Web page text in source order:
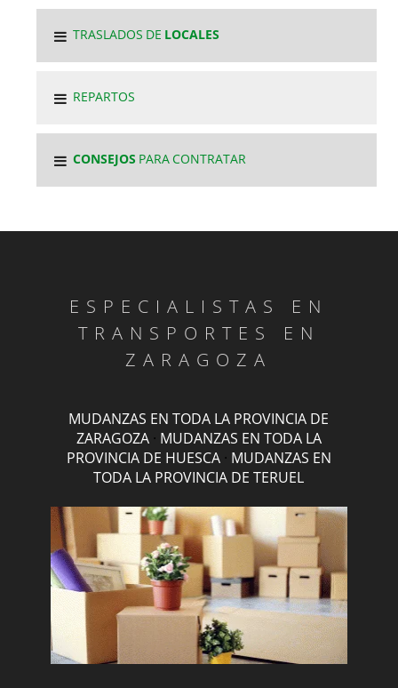
TRASLADOS DE LOCALES
REPARTOS
CONSEJOS PARA CONTRATAR
ESPECIALISTAS EN
TRANSPORTES EN
ZARAGOZA
MUDANZAS EN TODA LA PROVINCIA DE
ZARAGOZA· MUDANZAS EN TODA LA
PROVINCIA DE HUESCA· MUDANZAS EN
TODA LA PROVINCIA DE TERUEL